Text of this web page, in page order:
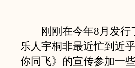
刚刚在今年8月发行
乐人宇桐非最近忙到近
你同飞》的宣传参加一